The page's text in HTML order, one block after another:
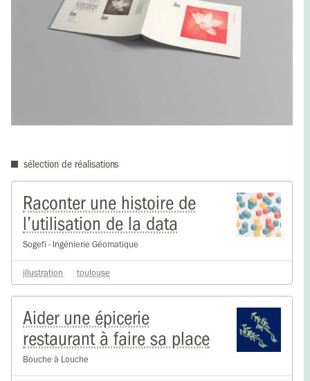
sélection de réalisations
Raconter une histoire de
l’utilisation de la data
Sogefi - Ingénierie Géomatique
illustration toulouse
Aider une épicerie
restaurant à faire sa place
Bouche à Louche